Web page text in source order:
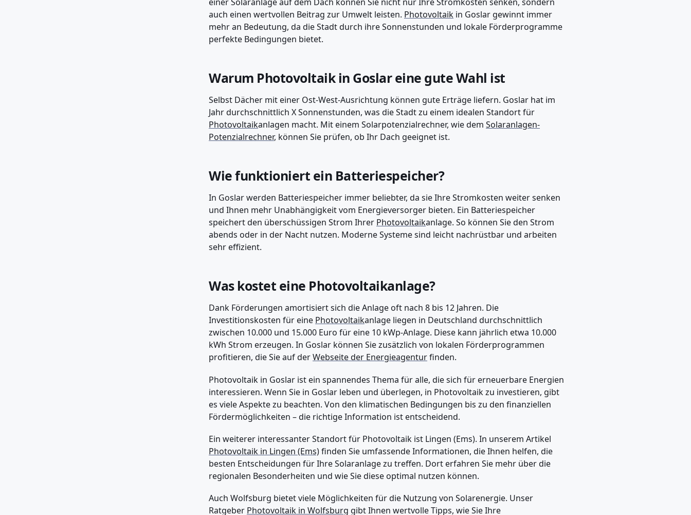
einer Solaranlage auf dem Dach können Sie nicht nur Ihre Stromkosten senken, sondern
auch einen wertvollen Beitrag zur Umwelt leisten. Photovoltaik in Goslar gewinnt immer
mehr an Bedeutung, da die Stadt durch ihre Sonnenstunden und lokale Förderprogramme
perfekte Bedingungen bietet.
Warum Photovoltaik in Goslar eine gute Wahl ist
Selbst Dächer mit einer Ost-West-Ausrichtung können gute Erträge liefern. Goslar hat im
Jahr durchschnittlich X Sonnenstunden, was die Stadt zu einem idealen Standort für
Photovoltaikanlagen macht. Mit einem Solarpotenzialrechner, wie dem Solaranlagen-
Potenzialrechner, können Sie prüfen, ob Ihr Dach geeignet ist.
Wie funktioniert ein Batteriespeicher?
In Goslar werden Batteriespeicher immer beliebter, da sie Ihre Stromkosten weiter senken
und Ihnen mehr Unabhängigkeit vom Energieversorger bieten. Ein Batteriespeicher
speichert den überschüssigen Strom Ihrer Photovoltaikanlage. So können Sie den Strom
abends oder in der Nacht nutzen. Moderne Systeme sind leicht nachrüstbar und arbeiten
sehr effizient.
Was kostet eine Photovoltaikanlage?
Dank Förderungen amortisiert sich die Anlage oft nach 8 bis 12 Jahren. Die
Investitionskosten für eine Photovoltaikanlage liegen in Deutschland durchschnittlich
zwischen 10.000 und 15.000 Euro für eine 10 kWp-Anlage. Diese kann jährlich etwa 10.000
kWh Strom erzeugen. In Goslar können Sie zusätzlich von lokalen Förderprogrammen
profitieren, die Sie auf derWebseite der Energieagenturfinden.
Photovoltaik in Goslar ist ein spannendes Thema für alle, die sich für erneuerbare Energien
interessieren. Wenn Sie in Goslar leben und überlegen, in Photovoltaik zu investieren, gibt
es viele Aspekte zu beachten. Von den klimatischen Bedingungen bis zu den finanziellen
Fördermöglichkeiten – die richtige Information ist entscheidend.
Ein weiterer interessanter Standort für Photovoltaik ist Lingen (Ems). In unserem Artikel
Photovoltaik in Lingen (Ems)finden Sie umfassende Informationen, die Ihnen helfen, die
besten Entscheidungen für Ihre Solaranlage zu treffen. Dort erfahren Sie mehr über die
regionalen Besonderheiten und wie Sie diese optimal nutzen können.
Auch Wolfsburg bietet viele Möglichkeiten für die Nutzung von Solarenergie. Unser
Ratgeber Photovoltaik in Wolfsburg gibt Ihnen wertvolle Tipps, wie Sie Ihre